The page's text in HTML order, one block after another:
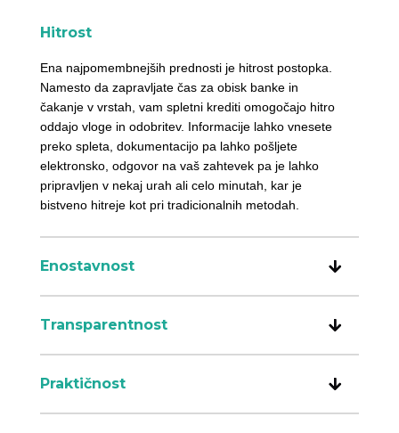
Hitrost
Ena najpomembnejših prednosti je hitrost postopka.
Namesto da zapravljate čas za obisk banke in
čakanje v vrstah, vam spletni krediti omogočajo hitro
oddajo vloge in odobritev. Informacije lahko vnesete
preko spleta, dokumentacijo pa lahko pošljete
elektronsko, odgovor na vaš zahtevek pa je lahko
pripravljen v nekaj urah ali celo minutah, kar je
bistveno hitreje kot pri tradicionalnih metodah.
Enostavnost
Transparentnost
Praktičnost